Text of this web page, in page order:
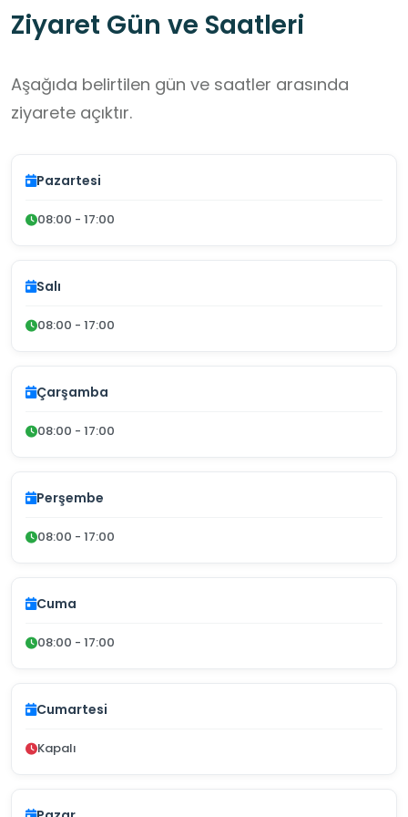
Ziyaret Gün ve Saatleri
Aşağıda belirtilen gün ve saatler arasında
ziyarete açıktır.
Pazartesi
08:00 - 17:00
Salı
08:00 - 17:00
Çarşamba
08:00 - 17:00
Perşembe
08:00 - 17:00
Cuma
08:00 - 17:00
Cumartesi
Kapalı